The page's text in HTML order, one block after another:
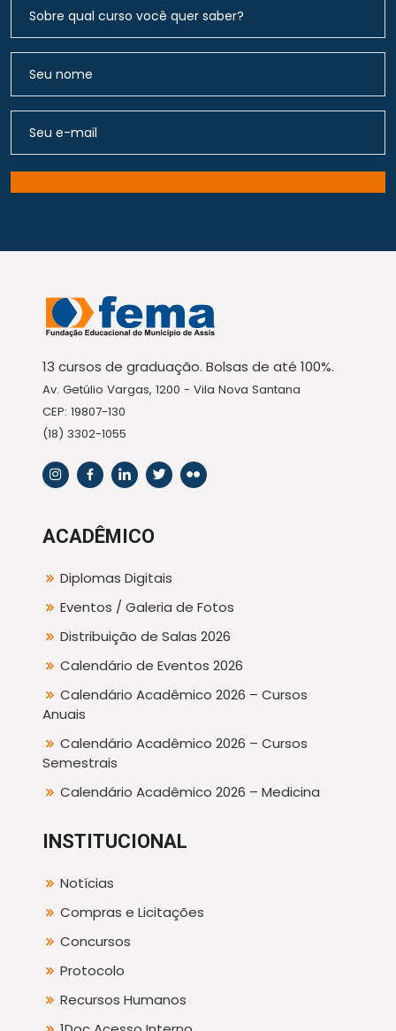
13 cursos de graduação. Bolsas de até 100%.
Av. Getúlio Vargas, 1200 - Vila Nova Santana
CEP: 19807-130
(18) 3302-1055
ACADÊMICO
Diplomas Digitais
Eventos / Galeria de Fotos
Distribuição de Salas 2026
Calendário de Eventos 2026
Calendário Acadêmico 2026 – Cursos
Anuais
Calendário Acadêmico 2026 – Cursos
Semestrais
Calendário Acadêmico 2026 – Medicina
INSTITUCIONAL
Notícias
Compras e Licitações
Concursos
Protocolo
Recursos Humanos